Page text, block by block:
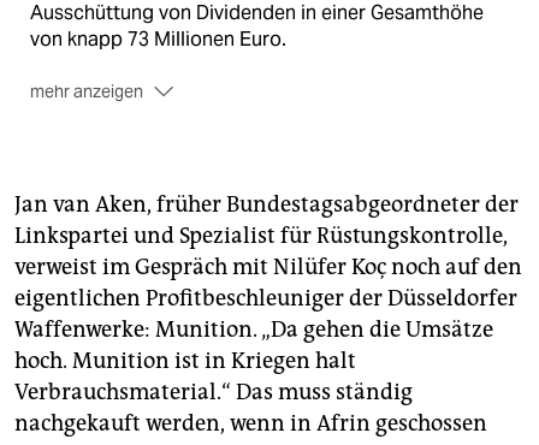
Ausschüttung von Dividenden in einer Gesamthöhe
von knapp 73 Millionen Euro.
mehr anzeigen
insbesondere als Produzent des Panzers Leopard 2 in
der Kritik, der wiederholt von der türkischen Armee
gegen Kurden eingesetzt wurde. Wegen dieser
Exportpolitik und der Auslagerung von
Produktionsstätten mit dem Ziel der Umgehung
internationaler Sanktionen beantragt der
Dachverband Kritischer Aktionärinnen und Aktionäre,
den Vorstand nicht zu entlasten.
Die Proteste
Jan van Aken, früher Bundestagsabgeordneter der
Linkspartei und Spezialist für Rüstungskontrolle,
verweist im Gespräch mit Nilüfer Koç noch auf den
eigentlichen Profitbeschleuniger der Düsseldorfer
Waffenwerke: Munition. „Da gehen die Umsätze
hoch. Munition ist in Kriegen halt
Verbrauchsmaterial.“ Das muss ständig
nachgekauft werden, wenn in Afrin geschossen